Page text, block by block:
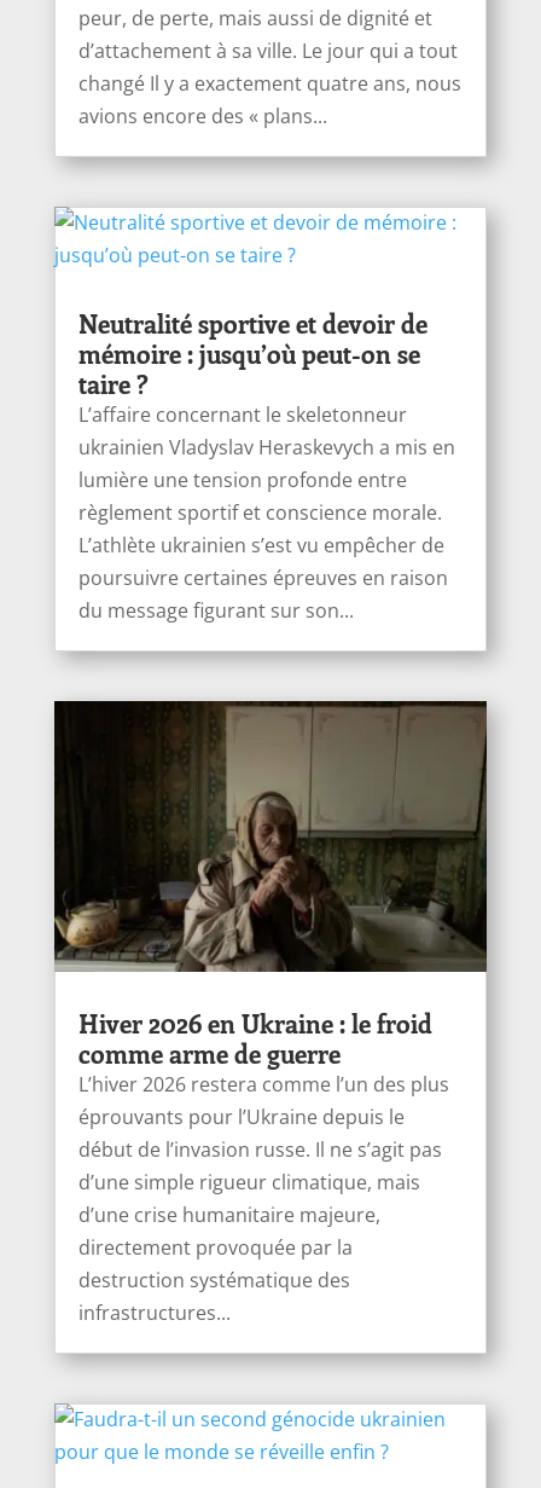
peur, de perte, mais aussi de dignité et
d’attachement à sa ville. Le jour qui a tout
changé Il y a exactement quatre ans, nous
avions encore des « plans...
Neutralité sportive et devoir de
mémoire : jusqu’où peut-on se
taire ?
L’affaire concernant le skeletonneur
ukrainien Vladyslav Heraskevych a mis en
lumière une tension profonde entre
règlement sportif et conscience morale.
L’athlète ukrainien s’est vu empêcher de
poursuivre certaines épreuves en raison
du message figurant sur son...
Hiver 2026 en Ukraine : le froid
comme arme de guerre
L’hiver 2026 restera comme l’un des plus
éprouvants pour l’Ukraine depuis le
début de l’invasion russe. Il ne s’agit pas
d’une simple rigueur climatique, mais
d’une crise humanitaire majeure,
directement provoquée par la
destruction systématique des
infrastructures...